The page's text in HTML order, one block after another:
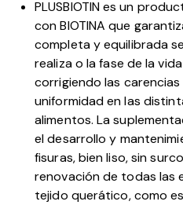
PLUSBIOTIN es un
con BIOTINA que
completa y equilibrada
realiza o la fase de la
corrigiendo las
uniformidad en las
alimentos. La
el desarrollo y
fisuras, bien liso, sin
renovación de todas las
tejido querático, como